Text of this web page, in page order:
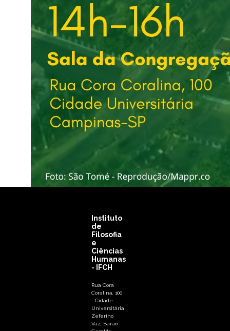
Instituto
de
Filosofia
e
Ciências
Humanas
- IFCH
Rua Cora
Coralina, 100
- Cidade
Universitária
Zeferino
Vaz, Barão